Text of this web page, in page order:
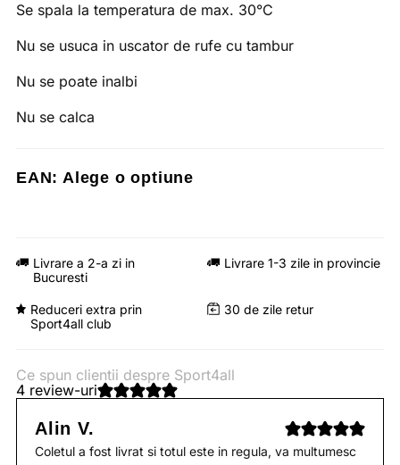
Se spala la temperatura de max. 30°C
Nu se usuca in uscator de rufe cu tambur
Nu se poate inalbi
Nu se calca
EAN: Alege o optiune
Livrare a 2-a zi in
Bucuresti
Livrare 1-3 zile in provincie
Reduceri extra prin
Sport4all club
30 de zile retur
Ce spun clientii despre Sport4all
4 review-uri
Alin V.
Coletul a fost livrat si totul este in regula, va multumesc